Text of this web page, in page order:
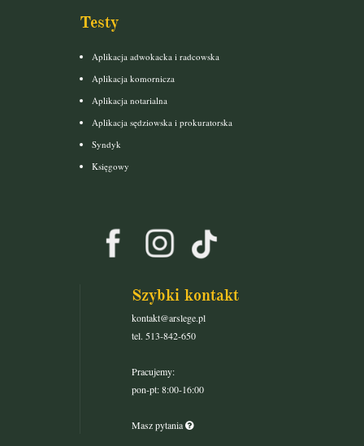
Testy
Aplikacja adwokacka i radcowska
Aplikacja komornicza
Aplikacja notarialna
Aplikacja sędziowska i prokuratorska
Syndyk
Księgowy
Szybki kontakt
kontakt@arslege.pl
tel. 513-842-650
Pracujemy:
pon-pt: 8:00-16:00
Masz pytania